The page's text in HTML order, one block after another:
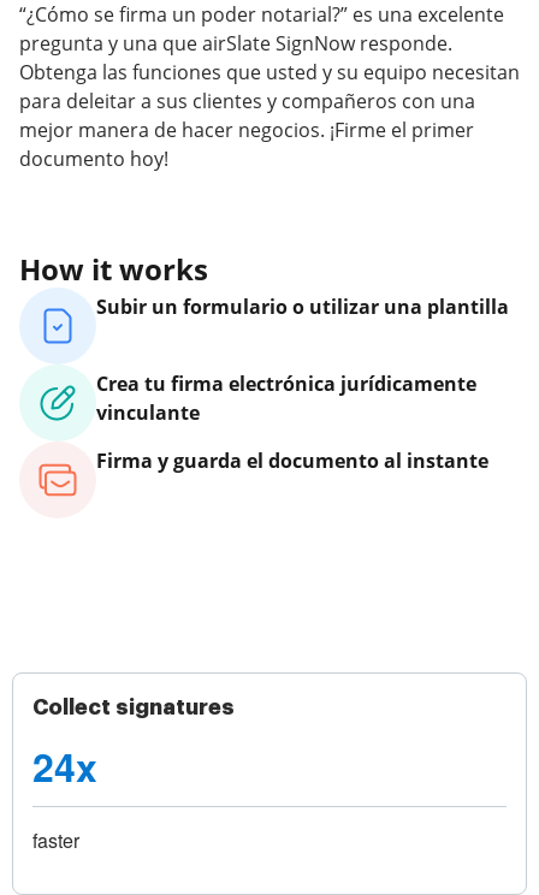
“¿Cómo se firma un poder notarial?” es una excelente
pregunta y una que airSlate SignNow responde.
Obtenga las funciones que usted y su equipo necesitan
para deleitar a sus clientes y compañeros con una
mejor manera de hacer negocios. ¡Firme el primer
documento hoy!
How it works
Subir un formulario o utilizar una plantilla
Crea tu firma electrónica jurídicamente
vinculante
Firma y guarda el documento al instante
Collect signatures
24x
faster